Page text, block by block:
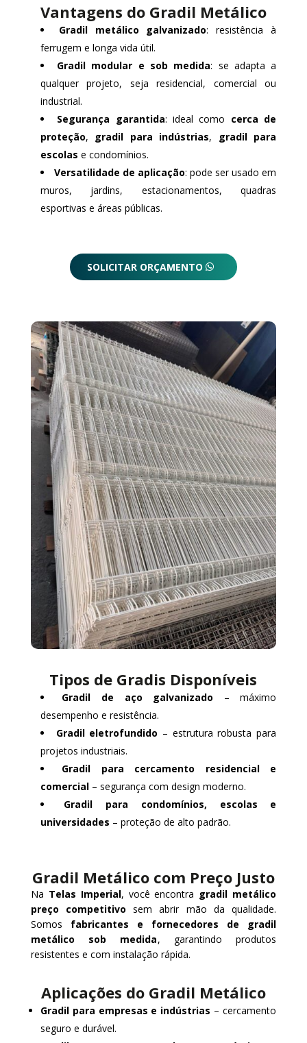
Vantagens do Gradil Metálico
Gradil metálico galvanizado: resistência à
ferrugem e longa vida útil.
Gradil modular e sob medida: se adapta a
qualquer projeto, seja residencial, comercial ou
industrial.
Segurança garantida: ideal como cerca de
proteção, gradil para indústrias, gradil para
escolas e condomínios.
Versatilidade de aplicação: pode ser usado em
muros, jardins, estacionamentos, quadras
esportivas e áreas públicas.
SOLICITAR ORÇAMENTO
Tipos de Gradis Disponíveis
Gradil de aço galvanizado – máximo
desempenho e resistência.
Gradil eletrofundido – estrutura robusta para
projetos industriais.
Gradil para cercamento residencial e
comercial– segurança com design moderno.
Gradil para condomínios, escolas e
universidades – proteção de alto padrão.
Gradil Metálico com Preço Justo
Na Telas Imperial, você encontra gradil metálico
preço competitivo sem abrir mão da qualidade.
Somos fabricantes e fornecedores de gradil
metálico sob medida, garantindo produtos
resistentes e com instalação rápida.
Aplicações do Gradil Metálico
Gradil para empresas e indústrias – cercamento
seguro e durável.